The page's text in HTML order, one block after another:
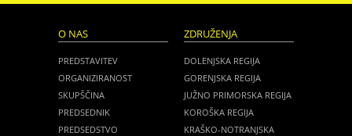
O NAS
PREDSTAVITEV
ORGANIZIRANOST
SKUPŠČINA
PREDSEDNIK
PREDSEDSTVO
ZDRUŽENJA
DOLENJSKA REGIJA
GORENJSKA REGIJA
JUŽNO PRIMORSKA REGIJA
KOROŠKA REGIJA
KRAŠKO-NOTRANJSKA